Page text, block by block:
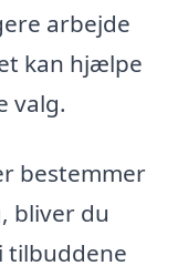
arbejde
kan hjælpe
valg.
bestemmer
bliver du
tilbuddene